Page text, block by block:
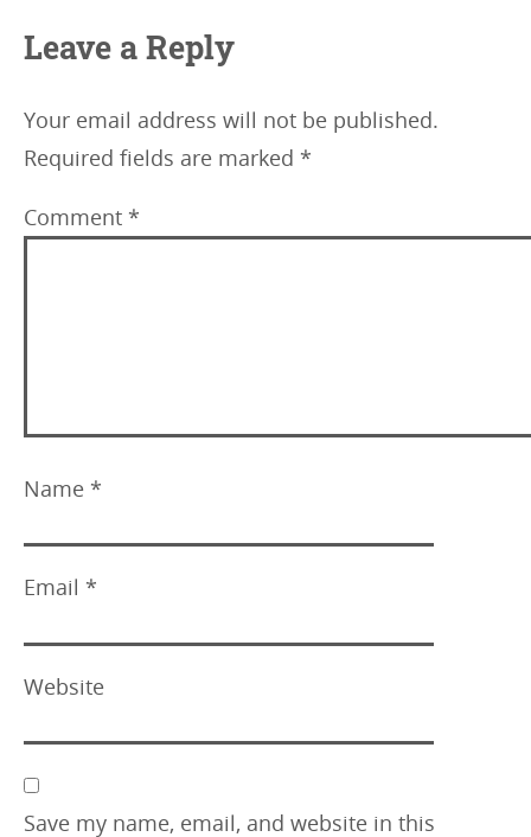
Leave a Reply
Your email address will not be published.
Required fields are marked *
Comment *
Name *
Email *
Website
Save my name, email, and website in this